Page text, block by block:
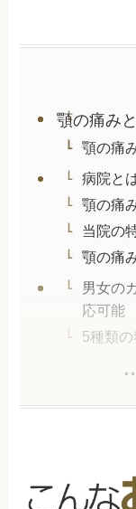
顎の痛み
顎の痛
病院と
顎の痛
当院の
顎の痛
男女の
応可能
5種類